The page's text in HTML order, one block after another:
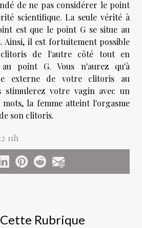
Rubrique
de ne pas considérer le point
scientifique. La seule vérité à
est que le point G se situe au
Ainsi, il est fortuitement possible
de l'autre côté tout en
point G. Vous n'aurez qu'à
externe de votre clitoris au
stimulerez votre vagin avec un
la femme atteint l'orgasme
son clitoris.
11h